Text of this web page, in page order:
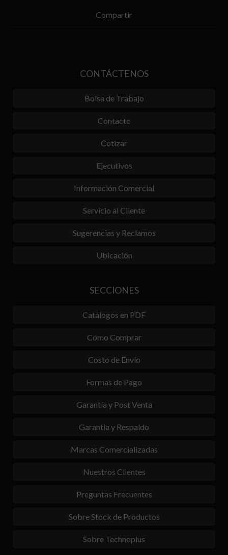
Compartir
CONTÁCTENOS
Bolsa de Trabajo
Contacto
Cotizar
Ejecutivos
Información Comercial
Servicio al Cliente
Sugerencias y Reclamos
Ubicación
SECCIONES
Catálogos en PDF
Cómo Comprar
Costo de Envío
Formas de Pago
Garantía y Post Venta
Garantia y Respaldo
Marcas Comercializadas
Nuestros Clientes
Preguntas Frecuentes
Sobre Stock de Productos
Sobre Technoplus